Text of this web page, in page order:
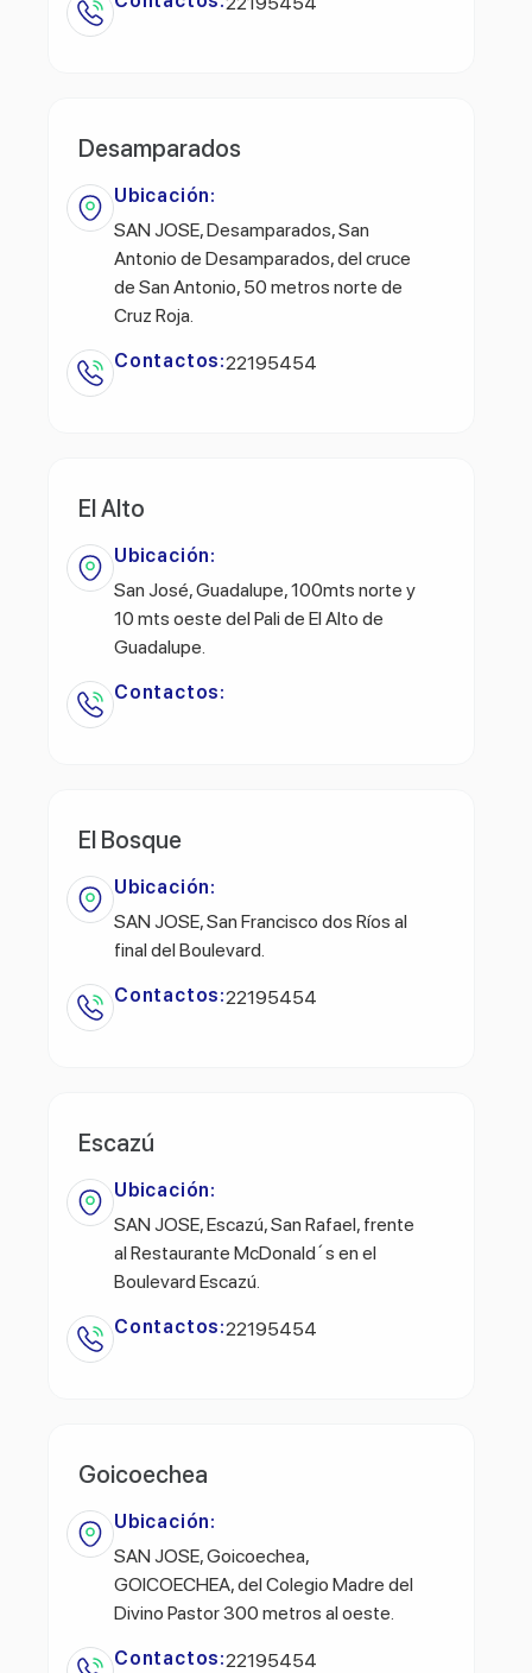
Desamparados
Ubicación:
SAN JOSE, Desamparados, San
Antonio de Desamparados, del cruce
de San Antonio, 50 metros norte de
Cruz Roja.
Contactos:22195454
El Alto
Ubicación:
San José, Guadalupe, 100mts norte y
10 mts oeste del Pali de El Alto de
Guadalupe.
Contactos:
El Bosque
Ubicación:
SAN JOSE, San Francisco dos Ríos al
final del Boulevard.
Contactos:22195454
Escazú
Ubicación:
SAN JOSE, Escazú, San Rafael, frente
al Restaurante McDonald´s en el
Boulevard Escazú.
Contactos:22195454
Goicoechea
Ubicación:
SAN JOSE, Goicoechea,
GOICOECHEA, del Colegio Madre del
Divino Pastor 300 metros al oeste.
Contactos:22195454